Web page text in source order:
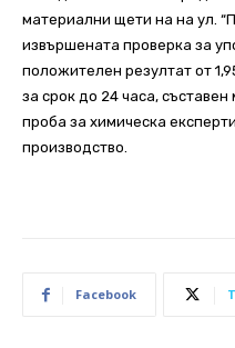
материални щети на на ул.
извършената проверка за
положителен резултат от
за срок до 24 часа, съставен
проба за химическа
производство.
Facebook